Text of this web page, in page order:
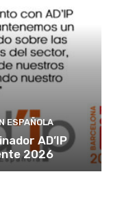
ESPAÑOLA
AD’IP
2026